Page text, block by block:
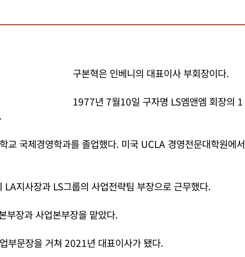
구본혁은 인베니의 대표이사 부회장이다.
1977년 7월10일 구자명 LS엠앤엠 회장의 1
교 국제경영학과를 졸업했다. 미국 UCLA 경영전문대학원에서
LA지사장과 LS그룹의 사업전략팀 부장으로 근무했다.
부장과 사업본부장을 맡았다.
부문장을 거쳐 2021년 대표이사가 됐다.